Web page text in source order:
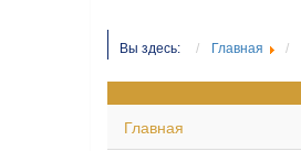
Вы здесь: Главная
Главная